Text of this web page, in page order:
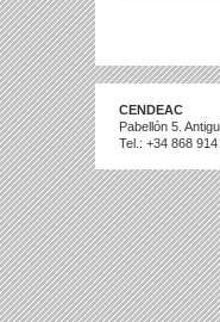
CENDEAC
Pabellón 5.
Tel.: +34 868